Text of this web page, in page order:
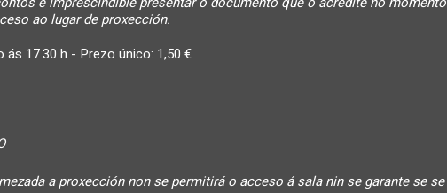
ao lugar de proxección.
17.30 h - Prezo único: 1,50 €
a proxección non se permitirá o acceso á sala nin se garante se se